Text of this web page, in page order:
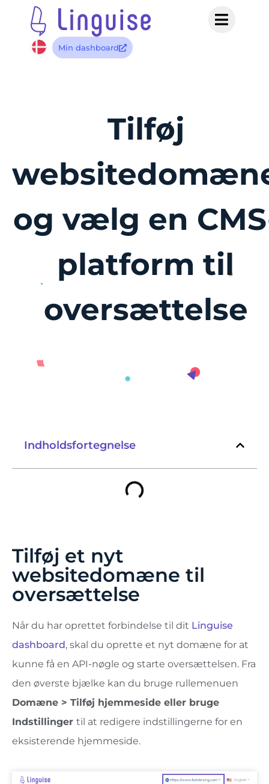
Min dashboard
Tilføj
og vælg en
platform til
oversættelse
Indholdsfortegnelse
Tilføj et nyt
websitedomæne til
oversættelse
Når du har oprettet forbindelse til dit Linguise
dashboard, skal du oprette et nyt domæne for at
kunne få en API-nøgle og starte oversættelsen. Fra
den øverste bjælke kan du bruge rullemenuen
Domæne > Tilføj hjemmeside eller bruge
Indstillinger til at redigere indstillingerne for en
eksisterende hjemmeside.